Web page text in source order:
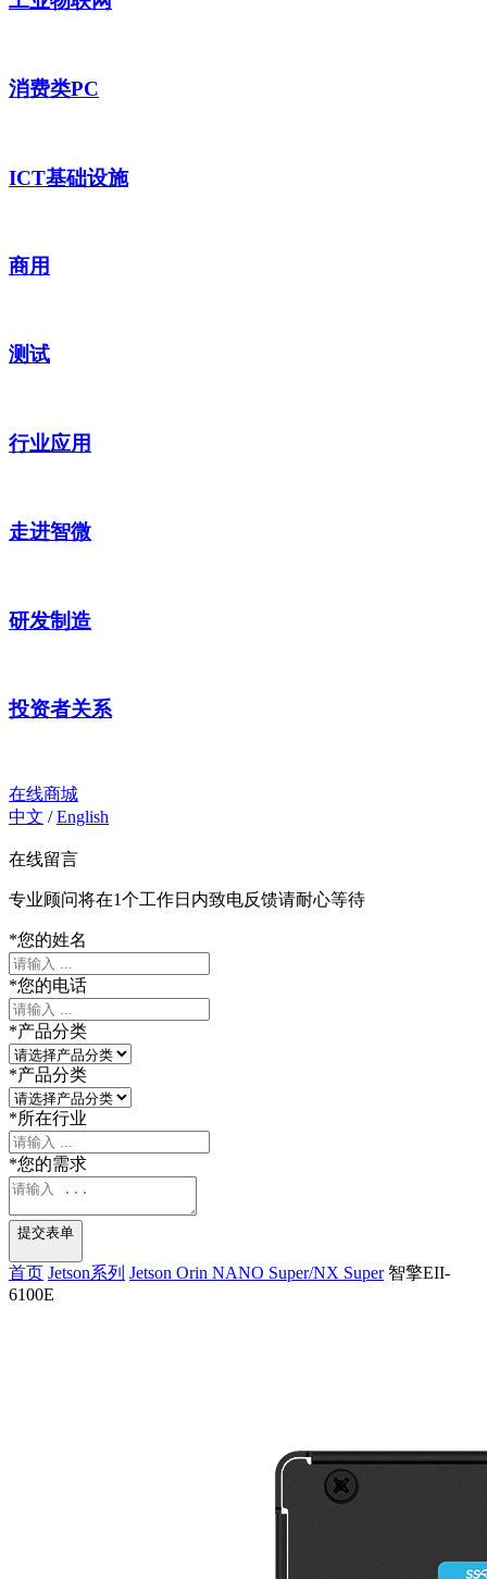
消费类PC
ICT基础设施
商用
测试
行业应用
走进智微
研发制造
投资者关系
在线商城
中文 /English
在线留言
专业顾问将在1个工作日内致电反馈请耐心等待
*您的姓名
*您的电话
*产品分类
*产品分类
*所在行业
*您的需求
提交表单
首页 Jetson系列 Jetson Orin NANO Super/NX Super 智擎EII-
6100E